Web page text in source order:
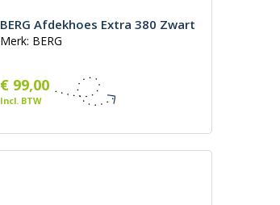
BERG Afdekhoes Extra 380 Zwart
Merk: BERG
€ 99,00
Incl. BTW